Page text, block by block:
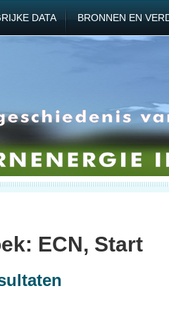
DATA BRONNEN EN
ECN, Start